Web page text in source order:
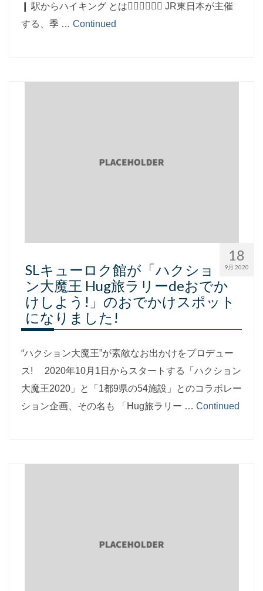
❙ 駅からハイキング とは🚶🏻‍♂️🚶🏻‍♀️ JR東日本が主催
する、季 … Continued
18
9月 2020
SLキューロク館が「ハクショ
ン大魔王 Hug旅ラリーdeおでか
けしよう!」のおでかけスポット
になりました!
“ハクション大魔王”が素敵なお出かけをプロデュー
ス! 2020年10月1日からスタートする「ハクション
大魔王2020」と「1都9県の54施設」とのコラボレー
ション企画、その名も 「Hug旅ラリー … Continued